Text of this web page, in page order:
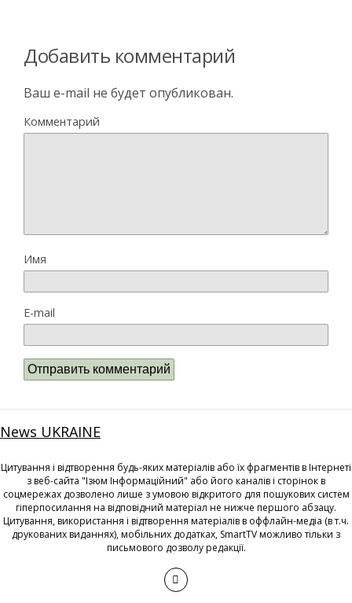
Добавить комментарий
Ваш e-mail не будет опубликован.
Комментарий
Имя
E-mail
News UKRAINE
Цитування і відтворення будь-яких матеріалів або їх фрагментів в Інтернеті
з веб-сайта "Ізюм Інформаційний" або його каналів і сторінок в
соцмережах дозволено лише з умовою відкритого для пошукових систем
гіперпосилання на відповідний матеріал не нижче першого абзацу.
Цитування, використання і відтворення матеріалів в оффлайн-медіа (в т.ч.
друкованих виданнях), мобільних додатках, SmartTV можливо тільки з
письмового дозволу редакції.